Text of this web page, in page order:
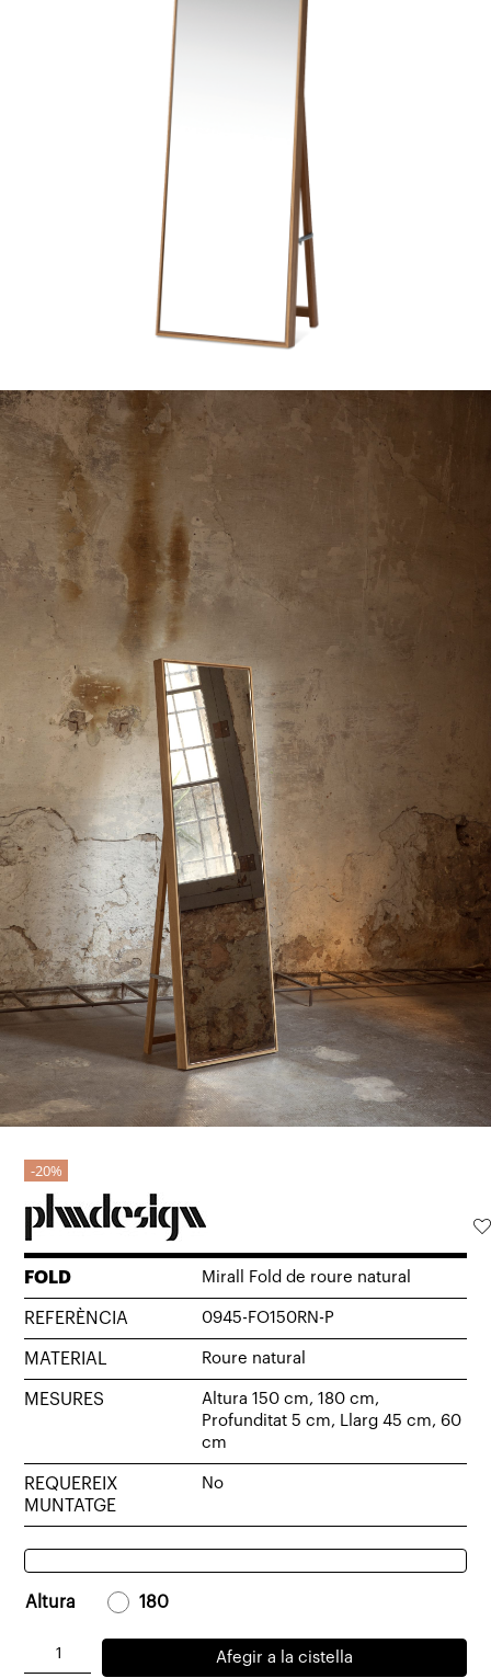
20%
FOLD Mirall Fold de roure natural
REFERÈNCIA 0945-FO150RN-P
MATERIAL Roure natural
MESURES
Altura 150 cm, 180 cm,
Profunditat 5 cm, Llarg 45 cm, 60
cm
REQUEREIX
MUNTATGE
No
Altura -180
quantitat
Afegir a la cistella